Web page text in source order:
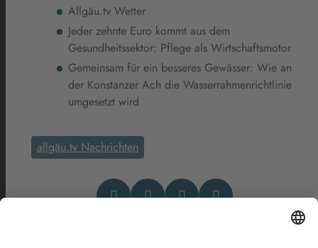
Allgäu.tv Wetter
Jeder zehnte Euro kommt aus dem
Gesundheitssektor: Pflege als Wirtschaftsmotor
Gemeinsam für ein besseres Gewässer: Wie an
der Konstanzer Ach die Wasserrahmenrichtlinie
umgesetzt wird
allgäu.tv Nachrichten